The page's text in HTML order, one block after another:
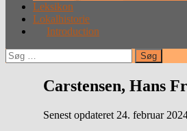
Leksikon
Lokalhistorie
Introduction
Søg
efter:
Carstensen, Hans
Senest opdateret 24. februar